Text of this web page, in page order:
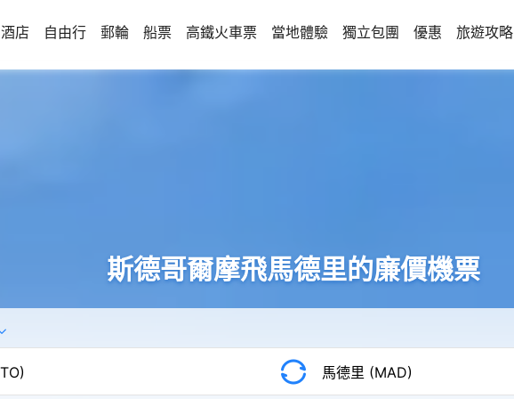
酒店 自由行 郵輪 船票 高鐵火車票 當地體驗 獨立包團 優惠 旅遊攻略
斯德哥爾摩飛馬德里的廉價機票